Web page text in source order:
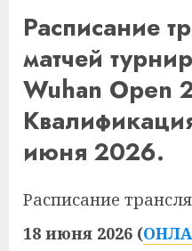
Расписание
матчей
Wuhan Open
июня 2026.
Расписание
18 июня 2026 (